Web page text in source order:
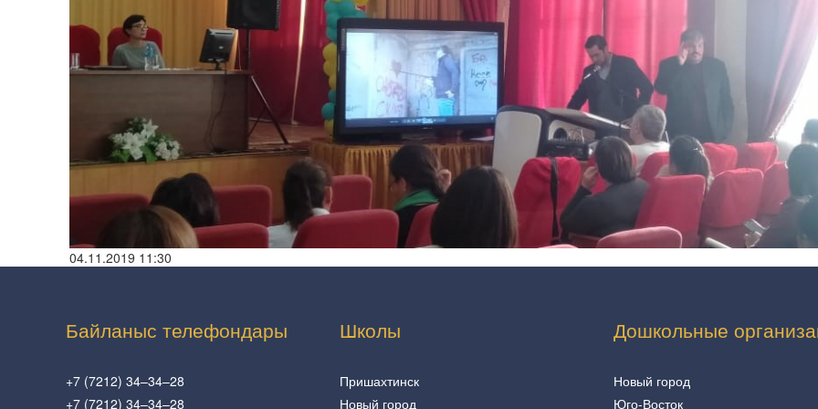
04.11.2019 11:30
Байланыс телефондары
+7 (7212) 34–34–28
+7 (7212) 34–34–28
Школы
Пришахтинск
Новый город
Дошкольные
Новый город
Юго-Восток